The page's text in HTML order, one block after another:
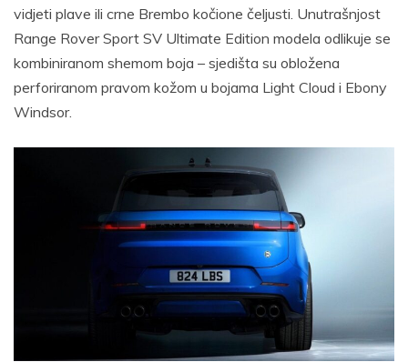
vidjeti plave ili crne Brembo kočione čeljusti. Unutrašnjost
Range Rover Sport SV Ultimate Edition modela odlikuje se
kombiniranom shemom boja – sjedišta su obložena
perforiranom pravom kožom u bojama Light Cloud i Ebony
Windsor.